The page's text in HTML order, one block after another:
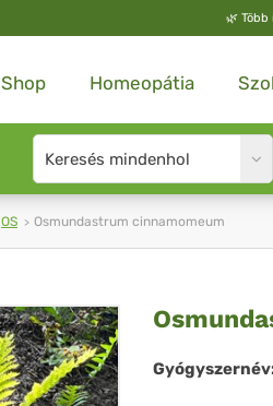
🌿
Shop Homeopátia
Search
type
OS Osmundastrum cinnamomeum